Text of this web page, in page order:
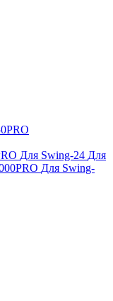
Для Swing-24 Для
Для Swing-